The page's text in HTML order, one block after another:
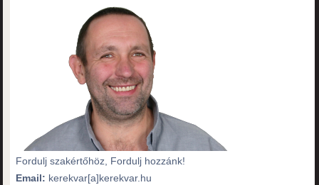
Fordulj szakértőhöz, Fordulj hozzánk!
Email: kerekvar[a]kerekvar.hu